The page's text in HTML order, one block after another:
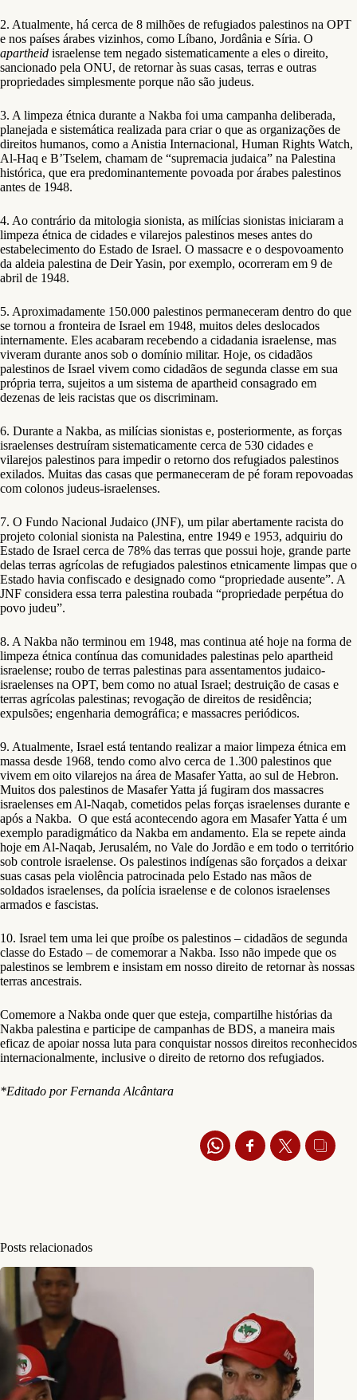
2. Atualmente, há cerca de 8 milhões de refugiados palestinos na OPT
e nos países árabes vizinhos, como Líbano, Jordânia e Síria. O
apartheid israelense tem negado sistematicamente a eles o direito,
sancionado pela ONU, de retornar às suas casas, terras e outras
propriedades simplesmente porque não são judeus.
3. A limpeza étnica durante a Nakba foi uma campanha deliberada,
planejada e sistemática realizada para criar o que as organizações de
direitos humanos, como a Anistia Internacional, Human Rights Watch,
Al-Haq e B’Tselem, chamam de “supremacia judaica” na Palestina
histórica, que era predominantemente povoada por árabes palestinos
antes de 1948.
4. Ao contrário da mitologia sionista, as milícias sionistas iniciaram a
limpeza étnica de cidades e vilarejos palestinos meses antes do
estabelecimento do Estado de Israel. O massacre e o despovoamento
da aldeia palestina de Deir Yasin, por exemplo, ocorreram em 9 de
abril de 1948.
5. Aproximadamente 150.000 palestinos permaneceram dentro do que
se tornou a fronteira de Israel em 1948, muitos deles deslocados
internamente. Eles acabaram recebendo a cidadania israelense, mas
viveram durante anos sob o domínio militar. Hoje, os cidadãos
palestinos de Israel vivem como cidadãos de segunda classe em sua
própria terra, sujeitos a um sistema de apartheid consagrado em
dezenas de leis racistas que os discriminam.
6. Durante a Nakba, as milícias sionistas e, posteriormente, as forças
israelenses destruíram sistematicamente cerca de 530 cidades e
vilarejos palestinos para impedir o retorno dos refugiados palestinos
exilados. Muitas das casas que permaneceram de pé foram repovoadas
com colonos judeus-israelenses.
7. O Fundo Nacional Judaico (JNF), um pilar abertamente racista do
projeto colonial sionista na Palestina, entre 1949 e 1953, adquiriu do
Estado de Israel cerca de 78% das terras que possui hoje, grande parte
delas terras agrícolas de refugiados palestinos etnicamente limpas que o
Estado havia confiscado e designado como “propriedade ausente”. A
JNF considera essa terra palestina roubada “propriedade perpétua do
povo judeu”.
8. A Nakba não terminou em 1948, mas continua até hoje na forma de
limpeza étnica contínua das comunidades palestinas pelo apartheid
israelense; roubo de terras palestinas para assentamentos judaico-
israelenses na OPT, bem como no atual Israel; destruição de casas e
terras agrícolas palestinas; revogação de direitos de residência;
expulsões; engenharia demográfica; e massacres periódicos.
9. Atualmente, Israel está tentando realizar a maior limpeza étnica em
massa desde 1968, tendo como alvo cerca de 1.300 palestinos que
vivem em oito vilarejos na área de Masafer Yatta, ao sul de Hebron.
Muitos dos palestinos de Masafer Yatta já fugiram dos massacres
israelenses em Al-Naqab, cometidos pelas forças israelenses durante e
após a Nakba. O que está acontecendo agora em Masafer Yatta é um
exemplo paradigmático da Nakba em andamento. Ela se repete ainda
hoje em Al-Naqab, Jerusalém, no Vale do Jordão e em todo o território
sob controle israelense. Os palestinos indígenas são forçados a deixar
suas casas pela violência patrocinada pelo Estado nas mãos de
soldados israelenses, da polícia israelense e de colonos israelenses
armados e fascistas.
10. Israel tem uma lei que proíbe os palestinos – cidadãos de segunda
classe do Estado – de comemorar a Nakba. Isso não impede que os
palestinos se lembrem e insistam em nosso direito de retornar às nossas
terras ancestrais.
Comemore a Nakba onde quer que esteja, compartilhe histórias da
Nakba palestina e participe de campanhas de BDS, a maneira mais
eficaz de apoiar nossa luta para conquistar nossos direitos reconhecidos
internacionalmente, inclusive o direito de retorno dos refugiados.
*Editado por Fernanda Alcântara
Posts relacionados